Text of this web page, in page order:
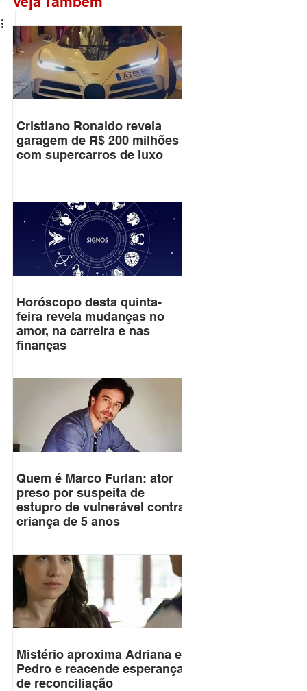
Cristiano Ronaldo revela
garagem de R$ 200 milhões
com supercarros de luxo
Horóscopo desta quinta-
feira revela mudanças no
amor, na carreira e nas
finanças
Quem é Marco Furlan: ator
preso por suspeita de
estupro de vulnerável contra
criança de 5 anos
Mistério aproxima Adriana e
Pedro e reacende esperança
de reconciliação